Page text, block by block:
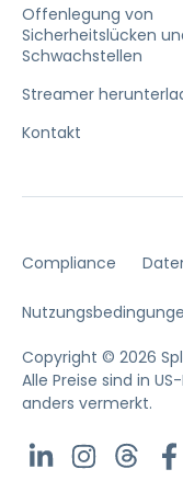
Offenlegung von
Sicherheitslücken
Schwachstellen
Streamer
Kontakt
Compliance
Copyright © 2026
Alle Preise sind in
anders vermerkt.